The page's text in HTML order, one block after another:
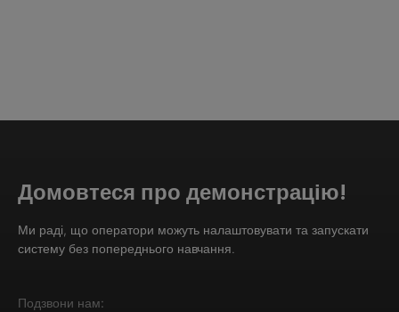
Домовтеся про демонстрацію!
Ми раді, що оператори можуть налаштовувати та запускати
систему без попереднього навчання.
Подзвони нам: